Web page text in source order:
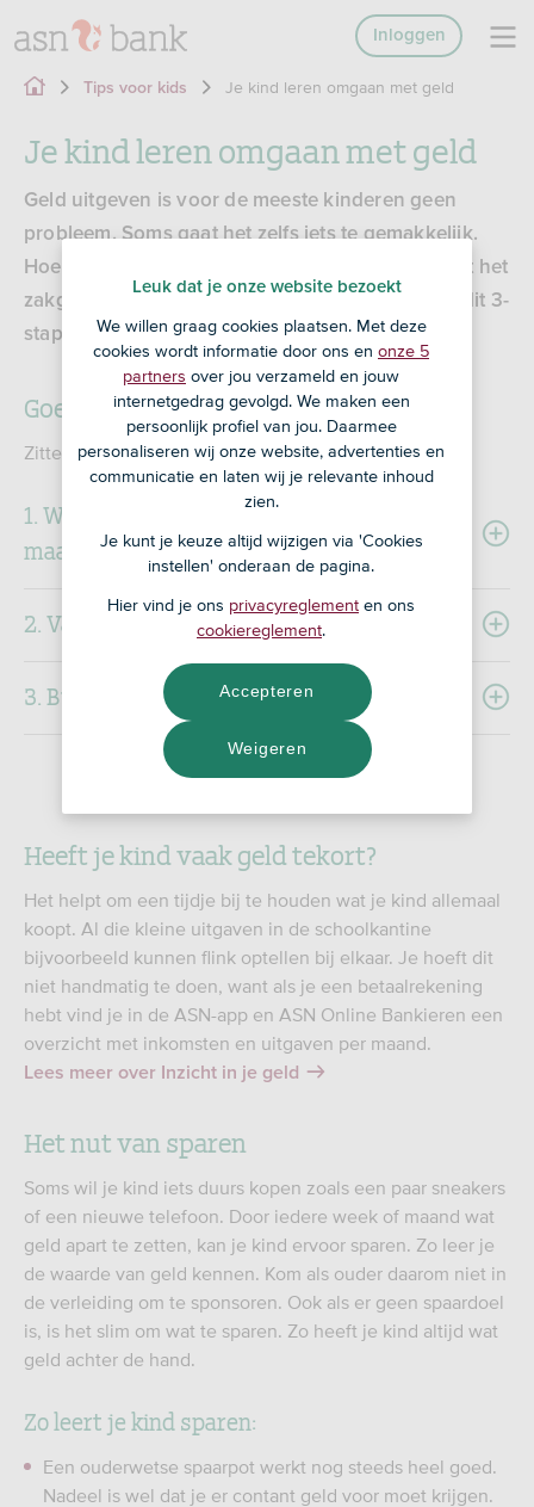
Inloggen
Tips voor kids Je kind leren omgaan met geld
Je kind leren omgaan met geld
Geld uitgeven is voor de meeste kinderen geen
probleem. Soms gaat het zelfs iets te gemakkelijk.
Hoe leer je je kind goed omgaan met geld? Zodat het
zakgeld of salaris niet al na een week op is. Met dit 3-
stappenplan help je je kind goed op weg.
Goed omgaan met geld in 3 stappen
Zitten jullie er samen klaar voor?
1. Wat heeft je kind aan inkomsten per
maand?
2. Vaste lasten per maand
3. Budget
Heeft je kind vaak geld tekort?
Het helpt om een tijdje bij te houden wat je kind allemaal
koopt. Al die kleine uitgaven in de schoolkantine
bijvoorbeeld kunnen flink optellen bij elkaar. Je hoeft dit
niet handmatig te doen, want als je een betaalrekening
hebt vind je in de ASN-app en ASN Online Bankieren een
overzicht met inkomsten en uitgaven per maand.
Lees meer over Inzicht in je geld
Het nut van sparen
Soms wil je kind iets duurs kopen zoals een paar sneakers
of een nieuwe telefoon. Door iedere week of maand wat
geld apart te zetten, kan je kind ervoor sparen. Zo leer je
de waarde van geld kennen. Kom als ouder daarom niet in
de verleiding om te sponsoren. Ook als er geen spaardoel
is, is het slim om wat te sparen. Zo heeft je kind altijd wat
geld achter de hand.
Zo leert je kind sparen:
Een ouderwetse spaarpot werkt nog steeds heel goed.
Nadeel is wel dat je er contant geld voor moet krijgen.
Leuk dat je onze website bezoekt
We willen graag cookies plaatsen. Met deze
cookies wordt informatie door ons en onze 5
partners over jou verzameld en jouw
internetgedrag gevolgd. We maken een
persoonlijk profiel van jou. Daarmee
personaliseren wij onze website, advertenties en
communicatie en laten wij je relevante inhoud
zien.
Je kunt je keuze altijd wijzigen via 'Cookies
instellen' onderaan de pagina.
Hier vind je ons privacyreglement en ons
cookiereglement.
Weigeren
Accepteren